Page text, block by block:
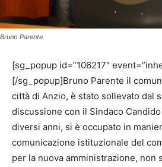
Bruno Parente
[sg_popup id=”106217″
[/sg_popup]Bruno Parente il
città di Anzio, è stato sollevato dal
discussione con il Sindaco
diversi anni, si è occupato in
comunicazione istituzionale del
per la nuova amministrazione, non